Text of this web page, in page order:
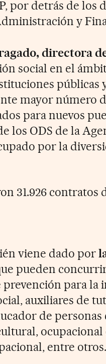
por detrás de los
y
directora
social en el
públicas
mayor número
para nuevos
los ODS de la
por la
31.926
viene dado por
pueden
para la
auxiliares de
de
ocupacional
entre otros.